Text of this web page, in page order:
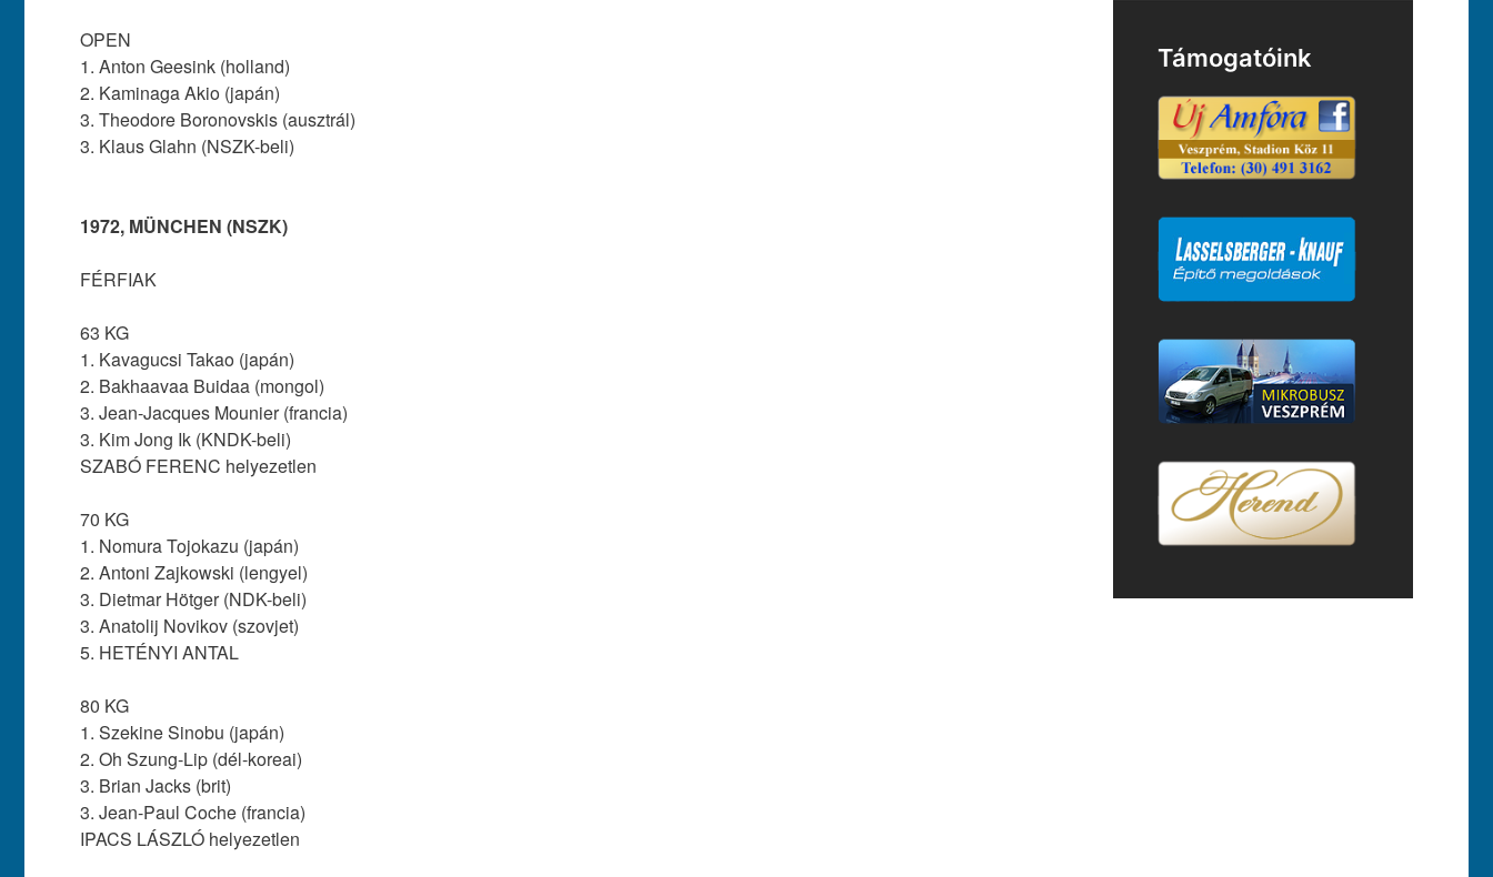
OPEN
1. Anton Geesink (holland)
2. Kaminaga Akio (japán)
3. Theodore Boronovskis (ausztrál)
3. Klaus Glahn (NSZK-beli)
1972, MÜNCHEN (NSZK)
FÉRFIAK
63 KG
1. Kavagucsi Takao (japán)
2. Bakhaavaa Buidaa (mongol)
3. Jean-Jacques Mounier (francia)
3. Kim Jong Ik (KNDK-beli)
SZABÓ FERENC helyezetlen
70 KG
1. Nomura Tojokazu (japán)
2. Antoni Zajkowski (lengyel)
3. Dietmar Hötger (NDK-beli)
3. Anatolij Novikov (szovjet)
5. HETÉNYI ANTAL
80 KG
1. Szekine Sinobu (japán)
2. Oh Szung-Lip (dél-koreai)
3. Brian Jacks (brit)
3. Jean-Paul Coche (francia)
IPACS LÁSZLÓ helyezetlen
Támogatóink